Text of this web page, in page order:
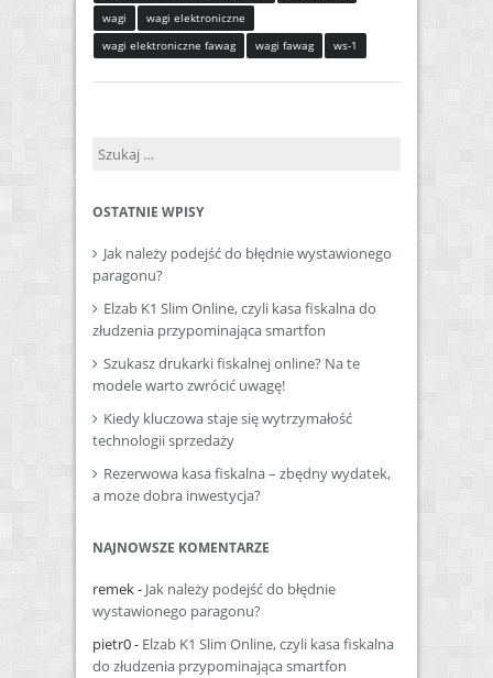
wagi
wagi elektroniczne
wagi elektroniczne fawag
wagi fawag ws-1
Szukaj:
OSTATNIE WPISY
Jak należy podejść do błędnie wystawionego
paragonu?
Elzab K1 Slim Online, czyli kasa fiskalna do
złudzenia przypominająca smartfon
Szukasz drukarki fiskalnej online? Na te
modele warto zwrócić uwagę!
Kiedy kluczowa staje się wytrzymałość
technologii sprzedaży
Rezerwowa kasa fiskalna – zbędny wydatek,
a może dobra inwestycja?
NAJNOWSZE KOMENTARZE
remek- Jak należy podejść do błędnie
wystawionego paragonu?
pietr0- Elzab K1 Slim Online, czyli kasa fiskalna
do złudzenia przypominająca smartfon